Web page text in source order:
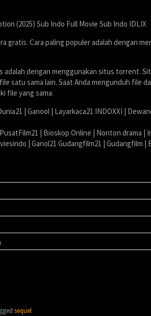
(2025) Sub Indo Full Movie Sub Indo IDLIX
gratis. Cara paling populer adalah dengan
adalah dengan menggunakan situs torrent.
satu sama lain. Saat Anda mengunduh file
file yang sama.
| Ganool | Layarkaca21 INDOXXI |
| Bioskop Online | Nonton drama |
| Ganol21 Gudangfilm21 | Gudangfilm
sequel